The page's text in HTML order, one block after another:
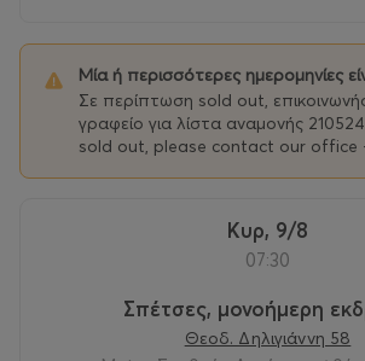
​More info, see here (21/6/2026)
More info, see here(19/7/2026)
Μία ή περισσότερες ημερομηνίες
Σε περίπτωση sold out,
γραφείο για λίστα αναμονής
sold out, please contact our office
Κυρ, 9/8
07:30
Σπέτσες, μονοήμερη
Θεοδ. Δηλιγιάννη 58